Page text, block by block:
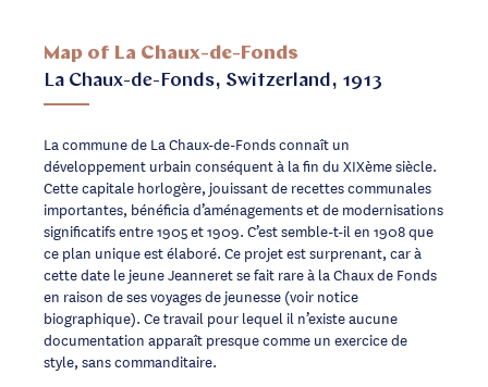
Map of La Chaux-de-Fonds
La Chaux-de-Fonds, Switzerland, 1913
La commune de La Chaux-de-Fonds connaît un
développement urbain conséquent à la fin du XIXème siècle.
Cette capitale horlogère, jouissant de recettes communales
importantes, bénéficia d’aménagements et de modernisations
significatifs entre 1905 et 1909. C’est semble-t-il en 1908 que
ce plan unique est élaboré. Ce projet est surprenant, car à
cette date le jeune Jeanneret se fait rare à la Chaux de Fonds
en raison de ses voyages de jeunesse (voir notice
biographique). Ce travail pour lequel il n’existe aucune
documentation apparaît presque comme un exercice de
style, sans commanditaire.